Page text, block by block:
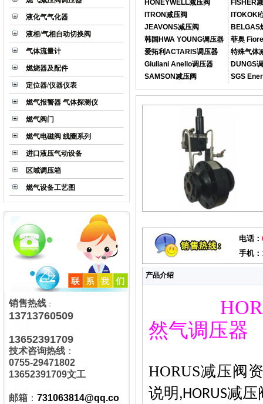
液化气气化器
液相/气相自动切换阀
气体流量计
燃烧器及配件
定位器/仪器仪表
燃气报警器 气体探测仪
燃气阀门
燃气电磁阀 线圈系列
进口液压气动设备
区域调压箱
燃气设备工艺图
销售热线 ：
13713760509
13652391709
技术咨询热线 ：
0755-29471802
13652391709文工
邮箱 ： 731063814@qq.co
LS系列气体减压阀
R100UD真空调压器
HONEYWELL减压阀
FISHER
ITRON减压阀
ITOKOKI
JEAVONS减压阀
BELGAS
韩国HWA YOUNG调压器
菲奥
爱拓利ACTARIS调压器
特殊气体
Giuliani Anello调压器
DUNGS
SAMSON减压阀
SGS
电话：
手机：
产品介绍
然气调压器
HORUS减压阀
说明,HORUS减压